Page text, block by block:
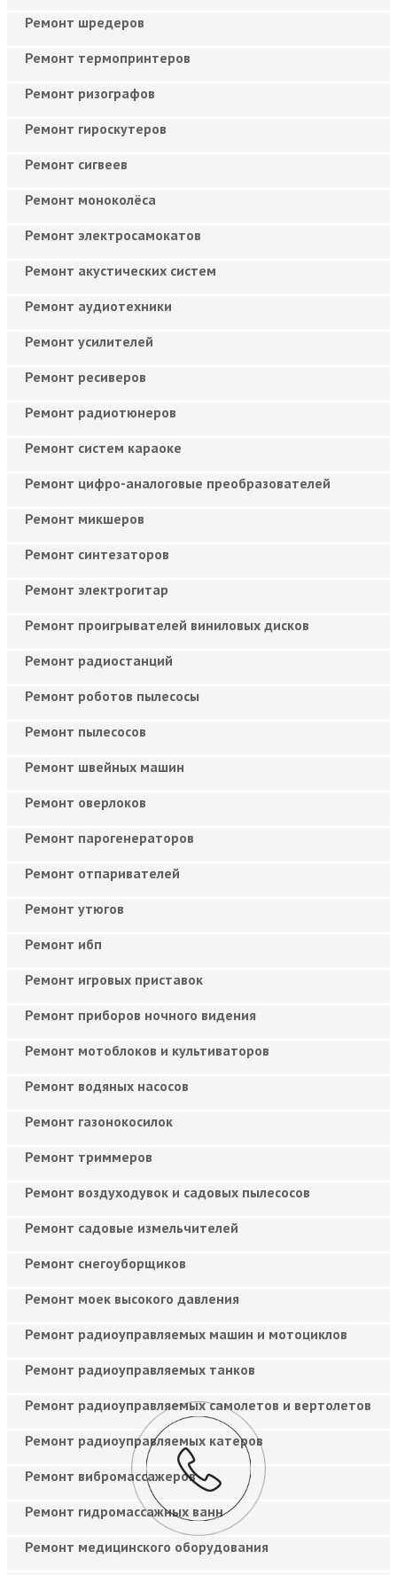
Ремонт шредеров
Ремонт термопринтеров
Ремонт ризографов
Ремонт гироскутеров
Ремонт сигвеев
Ремонт моноколёса
Ремонт электросамокатов
Ремонт акустических систем
Ремонт аудиотехники
Ремонт усилителей
Ремонт ресиверов
Ремонт радиотюнеров
Ремонт систем караоке
Ремонт цифро-аналоговые преобразователей
Ремонт микшеров
Ремонт синтезаторов
Ремонт электрогитар
Ремонт проигрывателей виниловых дисков
Ремонт радиостанций
Ремонт роботов пылесосы
Ремонт пылесосов
Ремонт швейных машин
Ремонт оверлоков
Ремонт парогенераторов
Ремонт отпаривателей
Ремонт утюгов
Ремонт ибп
Ремонт игровых приставок
Ремонт приборов ночного видения
Ремонт мотоблоков и культиваторов
Ремонт водяных насосов
Ремонт газонокосилок
Ремонт триммеров
Ремонт воздуходувок и садовых пылесосов
Ремонт садовые измельчителей
Ремонт снегоуборщиков
Ремонт моек высокого давления
Ремонт радиоуправляемых машин и мотоциклов
Ремонт радиоуправляемых танков
Ремонт радиоуправляемых самолетов и вертолетов
Ремонт радиоуправляемых катеров
Ремонт вибромассажеров
Ремонт гидромассажных ванн
Ремонт медицинского оборудования